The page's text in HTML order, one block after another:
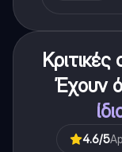
Έχουν
4.6/5